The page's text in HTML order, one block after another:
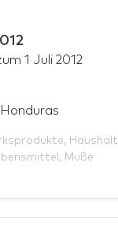
1 Juli 2012
,
, Muße